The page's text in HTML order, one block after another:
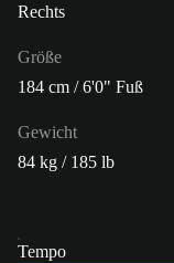
Rechts
Größe
184 cm / 6'0" Fuß
Gewicht
84 kg / 185 lb
Tempo